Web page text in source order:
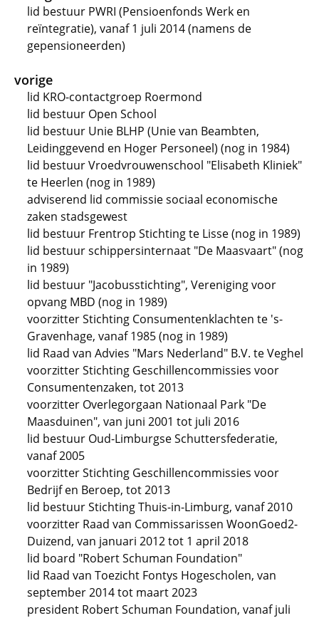
lid bestuur PWRI (Pensioenfonds Werk en
reïntegratie), vanaf 1 juli 2014 (namens de
gepensioneerden)
vorige
lid KRO-contactgroep Roermond
lid bestuur Open School
lid bestuur Unie BLHP (Unie van Beambten,
Leidinggevend en Hoger Personeel) (nog in 1984)
lid bestuur Vroedvrouwenschool "Elisabeth Kliniek"
te Heerlen (nog in 1989)
adviserend lid commissie sociaal economische
zaken stadsgewest
lid bestuur Frentrop Stichting te Lisse (nog in 1989)
lid bestuur schippersinternaat "De Maasvaart" (nog
in 1989)
lid bestuur "Jacobusstichting", Vereniging voor
opvang MBD (nog in 1989)
voorzitter Stichting Consumentenklachten te 's-
Gravenhage, vanaf 1985 (nog in 1989)
lid Raad van Advies "Mars Nederland" B.V. te Veghel
voorzitter Stichting Geschillencommissies voor
Consumentenzaken, tot 2013
voorzitter Overlegorgaan Nationaal Park "De
Maasduinen", van juni 2001 tot juli 2016
lid bestuur Oud-Limburgse Schuttersfederatie,
vanaf 2005
voorzitter Stichting Geschillencommissies voor
Bedrijf en Beroep, tot 2013
lid bestuur Stichting Thuis-in-Limburg, vanaf 2010
voorzitter Raad van Commissarissen WoonGoed2-
Duizend, van januari 2012 tot 1 april 2018
lid board "Robert Schuman Foundation"
lid Raad van Toezicht Fontys Hogescholen, van
september 2014 tot maart 2023
president Robert Schuman Foundation, vanaf juli